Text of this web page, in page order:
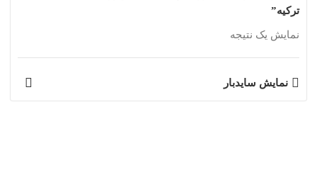
ترکیه”
نمایش یک نتیجه
نمایش سایدبار